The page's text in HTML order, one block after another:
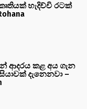
හැදිච්චි රටක්
ආදරය කළ අය ගැන
දැනෙනවා –